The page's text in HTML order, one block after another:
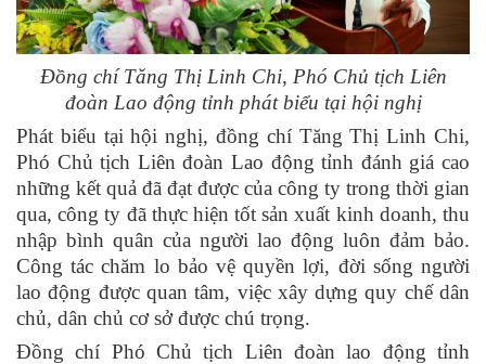
Đồng chí Tăng Thị Linh Chi, Phó Chủ tịch Liên
đoàn Lao động tỉnh phát biểu tại hội nghị
Phát biểu tại hội nghị, đồng chí Tăng Thị Linh Chi,
Phó Chủ tịch Liên đoàn Lao động tỉnh đánh giá cao
những kết quả đã đạt được của công ty trong thời gian
qua, công ty đã thực hiện tốt sản xuất kinh doanh, thu
nhập bình quân của người lao động luôn đảm bảo.
Công tác chăm lo bảo vệ quyền lợi, đời sống người
lao động được quan tâm, việc xây dựng quy chế dân
chủ, dân chủ cơ sở được chú trọng.
Đồng chí Phó Chủ tịch Liên đoàn lao động tỉnh